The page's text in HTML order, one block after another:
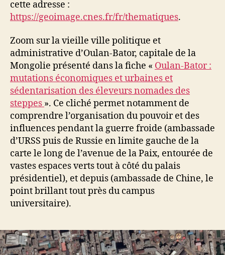
cette adresse :
https://geoimage.cnes.fr/fr/thematiques.
Zoom sur la vieille ville politique et
administrative d’Oulan-Bator, capitale de la
Mongolie présenté dans la fiche « Oulan-Bator :
mutations économiques et urbaines et
sédentarisation des éleveurs nomades des
steppes ». Ce cliché permet notamment de
comprendre l’organisation du pouvoir et des
influences pendant la guerre froide (ambassade
d’URSS puis de Russie en limite gauche de la
carte le long de l’avenue de la Paix, entourée de
vastes espaces verts tout à côté du palais
présidentiel), et depuis (ambassade de Chine, le
point brillant tout près du campus
universitaire).